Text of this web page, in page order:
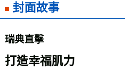
封面故事
瑞典直擊
打造幸福肌力